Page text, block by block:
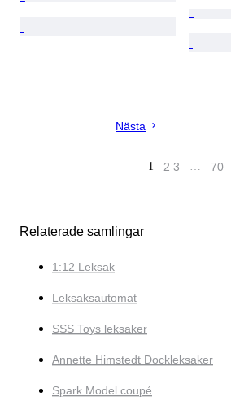
Nästa
1 2 3 … 70
Relaterade samlingar
1:12 Leksak
Leksaksautomat
SSS Toys leksaker
Annette Himstedt Dockleksaker
Spark Model coupé